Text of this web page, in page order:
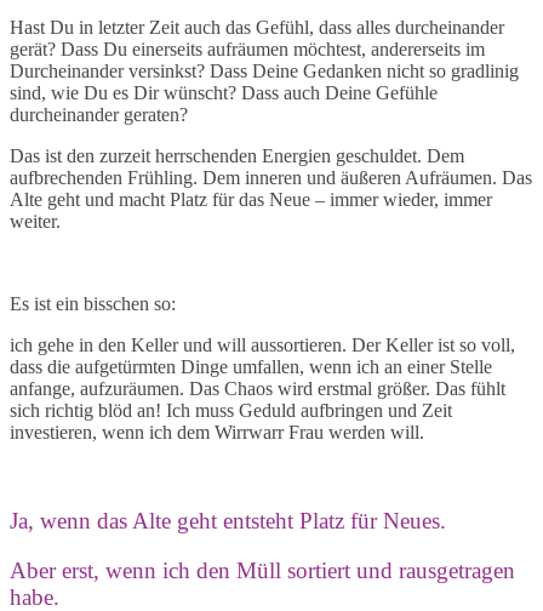
Hast Du in letzter Zeit auch das Gefühl, dass alles durcheinander
gerät? Dass Du einerseits aufräumen möchtest, andererseits im
Durcheinander versinkst? Dass Deine Gedanken nicht so gradlinig
sind, wie Du es Dir wünscht? Dass auch Deine Gefühle
durcheinander geraten?
Das ist den zurzeit herrschenden Energien geschuldet. Dem
aufbrechenden Frühling. Dem inneren und äußeren Aufräumen. Das
Alte geht und macht Platz für das Neue – immer wieder, immer
weiter.
Es ist ein bisschen so:
ich gehe in den Keller und will aussortieren. Der Keller ist so voll,
dass die aufgetürmten Dinge umfallen, wenn ich an einer Stelle
anfange, aufzuräumen. Das Chaos wird erstmal größer. Das fühlt
sich richtig blöd an! Ich muss Geduld aufbringen und Zeit
investieren, wenn ich dem Wirrwarr Frau werden will.
Ja, wenn das Alte geht entsteht Platz für Neues.
Aber erst, wenn ich den Müll sortiert und rausgetragen
habe.